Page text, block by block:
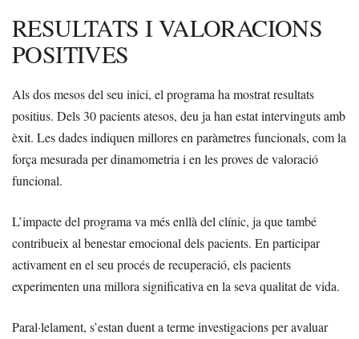
RESULTATS I VALORACIONS
POSITIVES
Als dos mesos del seu inici, el programa ha mostrat resultats
positius. Dels 30 pacients atesos, deu ja han estat intervinguts amb
èxit. Les dades indiquen millores en paràmetres funcionals, com la
força mesurada per dinamometria i en les proves de valoració
funcional.
L’impacte del programa va més enllà del clínic, ja que també
contribueix al benestar emocional dels pacients. En participar
activament en el seu procés de recuperació, els pacients
experimenten una millora significativa en la seva qualitat de vida.
Paral·lelament, s’estan duent a terme investigacions per avaluar